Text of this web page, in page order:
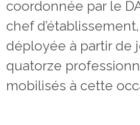
coordonnée par le
chef
déployée à partir de
quatorze
mobilisés à cette